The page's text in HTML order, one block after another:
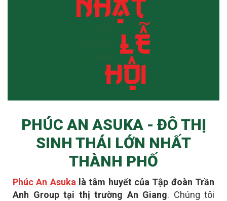
PHÚC AN ASUKA - ĐÔ THỊ
SINH THÁI LỚN NHẤT
THÀNH PHỐ
Phúc An Asuka là tâm huyết của Tập đoàn Trần
Anh Group tại thị trường An Giang. Chúng tôi